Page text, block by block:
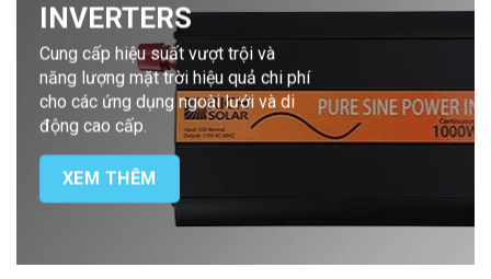
INVERTERS
Cung cấp hiệu suất vượt trội và
năng lượng mặt trời hiệu quả chi phí
cho các ứng dụng ngoài lưới và di
động cao cấp.
XEM THÊM